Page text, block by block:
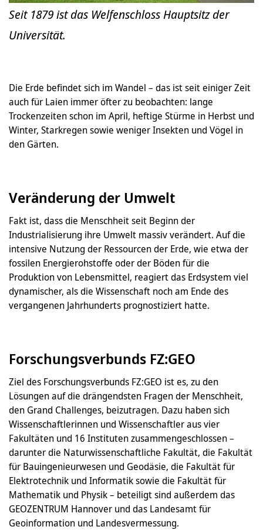
Seit 1879 ist das Welfenschloss Hauptsitz der
Universität.
Die Erde befindet sich im Wandel – das ist seit einiger Zeit
auch für Laien immer öfter zu beobachten: lange
Trockenzeiten schon im April, heftige Stürme in Herbst und
Winter, Starkregen sowie weniger Insekten und Vögel in
den Gärten.
Veränderung der Umwelt
Fakt ist, dass die Menschheit seit Beginn der
Industrialisierung ihre Umwelt massiv verändert. Auf die
intensive Nutzung der Ressourcen der Erde, wie etwa der
fossilen Energierohstoffe oder der Böden für die
Produktion von Lebensmittel, reagiert das Erdsystem viel
dynamischer, als die Wissenschaft noch am Ende des
vergangenen Jahrhunderts prognostiziert hatte.
Forschungsverbunds FZ:GEO
Ziel des Forschungsverbunds FZ:GEO ist es, zu den
Lösungen auf die drängendsten Fragen der Menschheit,
den Grand Challenges, beizutragen. Dazu haben sich
Wissenschaftlerinnen und Wissenschaftler aus vier
Fakultäten und 16 Instituten zusammengeschlossen –
darunter die Naturwissenschaftliche Fakultät, die Fakultät
für Bauingenieurwesen und Geodäsie, die Fakultät für
Elektrotechnik und Informatik sowie die Fakultät für
Mathematik und Physik – beteiligt sind außerdem das
GEOZENTRUM Hannover und das Landesamt für
Geoinformation und Landesvermessung.